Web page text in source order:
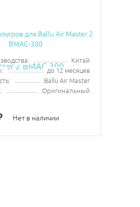
для Ballu Air Master 2
BMAC-300
Китай
до 12 месяцев
Ballu Air Master
Оригинальный
Нет в наличии